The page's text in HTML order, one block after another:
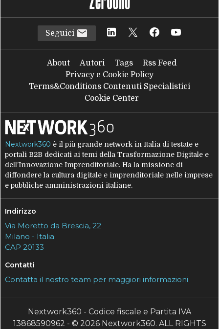
Seguici
About Autori Tags
Rss Feed
Privacy e Cookie Policy
Terms&Conditions Contenuti Specialistici
Cookie Center
Nextwork360 è il più grande network in Italia di testate e
portali B2B dedicati ai temi della Trasformazione Digitale e
dell’Innovazione Imprenditoriale. Ha la missione di
diffondere la cultura digitale e imprenditoriale nelle imprese
e pubbliche amministrazioni italiane.
Indirizzo
Via Moretto da Brescia, 22
Milano - Italia
CAP 20133
Contatti
Contatta il nostro team per maggiori informazioni
Nextwork360 - Codice fiscale e Partita IVA
13868590962 - © 2026 Nextwork360. ALL RIGHTS